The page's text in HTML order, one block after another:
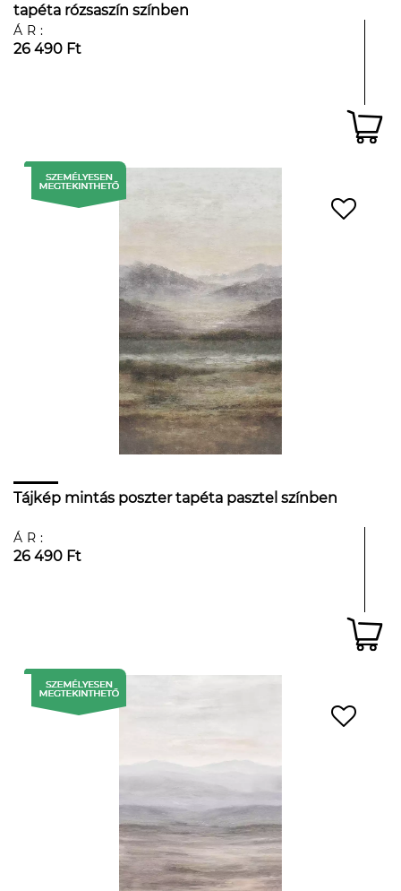
tapéta rózsaszín színben
ÁR:
26 490 Ft
Tájkép mintás poszter tapéta pasztel színben
ÁR:
26 490 Ft